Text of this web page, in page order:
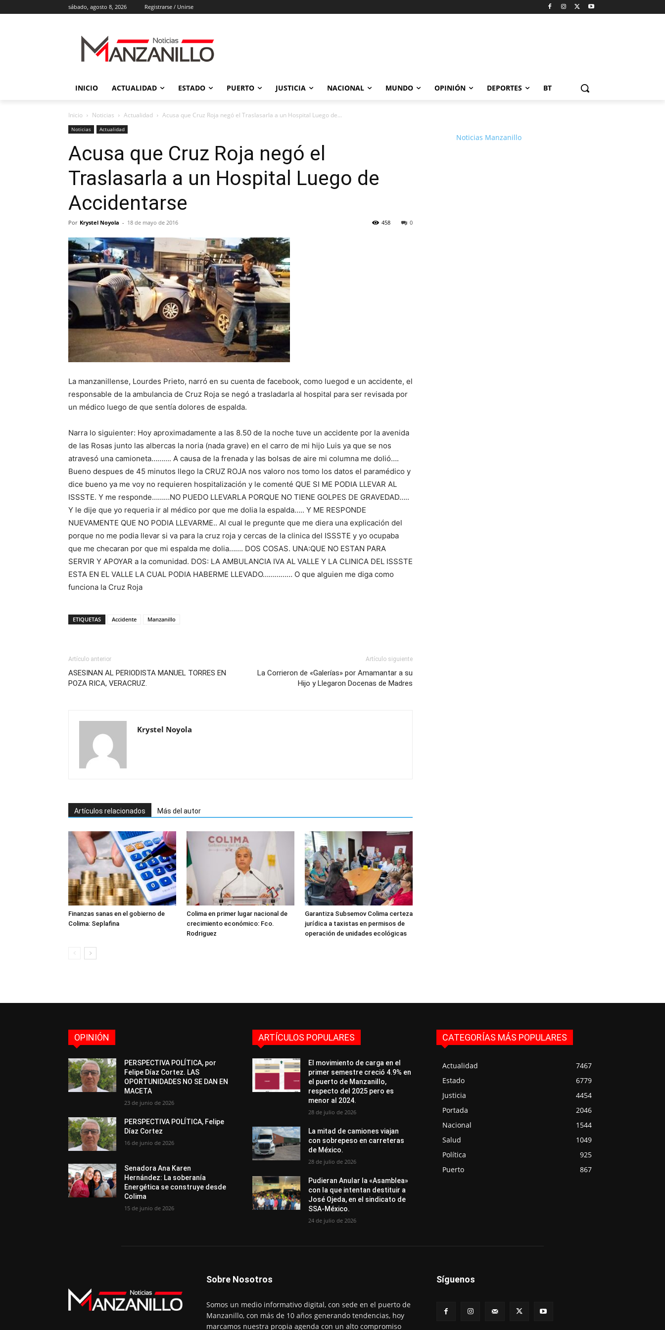
sábado, agosto 8, 2026 Registrarse / Unirse
INICIO ACTUALIDAD ESTADO PUERTO JUSTICIA NACIONAL MUNDO OPINIÓN DEPORTES BT
Inicio Noticias Actualidad Acusa que Cruz Roja negó el Traslasarla a un Hospital Luego de...
Noticias Actualidad
Acusa que Cruz Roja negó el
Traslasarla a un Hospital Luego de
Accidentarse
Por Krystel Noyola - 18 de mayo de 2016 0
458
La manzanillense, Lourdes Prieto, narró en su cuenta de facebook, como luegod e un accidente, el
responsable de la ambulancia de Cruz Roja se negó a trasladarla al hospital para ser revisada por
un médico luego de que sentía dolores de espalda.
Narra lo siguienter: Hoy aproximadamente a las 8.50 de la noche tuve un accidente por la avenida
de las Rosas junto las albercas la noria (nada grave) en el carro de mi hijo Luis ya que se nos
atravesó una camioneta………. A causa de la frenada y las bolsas de aire mi columna me dolió….
Bueno despues de 45 minutos llego la CRUZ ROJA nos valoro nos tomo los datos el paramédico y
dice bueno ya me voy no requieren hospitalización y le comenté QUE SI ME PODIA LLEVAR AL
ISSSTE. Y me responde………NO PUEDO LLEVARLA PORQUE NO TIENE GOLPES DE GRAVEDAD…..
Y le dije que yo requeria ir al médico por que me dolia la espalda….. Y ME RESPONDE
NUEVAMENTE QUE NO PODIA LLEVARME.. Al cual le pregunte que me diera una explicación del
porque no me podia llevar si va para la cruz roja y cercas de la clinica del ISSSTE y yo ocupaba
que me checaran por que mi espalda me dolia……. DOS COSAS. UNA:QUE NO ESTAN PARA
SERVIR Y APOYAR a la comunidad. DOS: LA AMBULANCIA IVA AL VALLE Y LA CLINICA DEL ISSSTE
ESTA EN EL VALLE LA CUAL PODIA HABERME LLEVADO…………… O que alguien me diga como
funciona la Cruz Roja
ETIQUETAS Accidente Manzanillo
Artículo anterior
ASESINAN AL PERIODISTA MANUEL TORRES EN
POZA RICA, VERACRUZ.
Artículo siguiente
La Corrieron de «Galerías» por Amamantar a su
Hijo y Llegaron Docenas de Madres
Krystel Noyola
Artículos relacionados Más del autor
Finanzas sanas en el gobierno de
Colima: Seplafina
Colima en primer lugar nacional de
crecimiento económico: Fco.
Rodriguez
Garantiza Subsemov Colima certeza
jurídica a taxistas en permisos de
operación de unidades ecológicas
Noticias Manzanillo
OPINIÓN
PERSPECTIVA POLÍTICA, por
Felipe Díaz Cortez. LAS
OPORTUNIDADES NO SE DAN EN
MACETA
23 de junio de 2026
PERSPECTIVA POLÍTICA, Felipe
Díaz Cortez
16 de junio de 2026
Senadora Ana Karen
Hernández: La soberanía
Energética se construye desde
Colima
15 de junio de 2026
ARTÍCULOS POPULARES
El movimiento de carga en el
primer semestre creció 4.9% en
el puerto de Manzanillo,
respecto del 2025 pero es
menor al 2024.
28 de julio de 2026
La mitad de camiones viajan
con sobrepeso en carreteras
de México.
28 de julio de 2026
Pudieran Anular la «Asamblea»
con la que intentan destituir a
José Ojeda, en el sindicato de
SSA-México.
24 de julio de 2026
CATEGORÍAS MÁS POPULARES
Actualidad
7467
Estado
6779
Justicia
4454
Portada
2046
Nacional
1544
Salud
1049
Política
925
Puerto
867
Sobre Nosotros
Somos un medio informativo digital, con sede en el puerto de
Manzanillo, con más de 10 años generando tendencias, hoy
marcamos nuestra propia agenda con un alto compromiso
Síguenos